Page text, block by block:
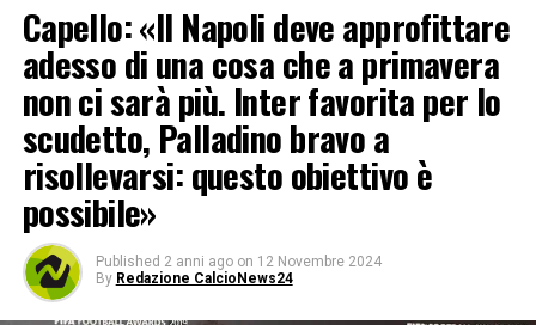
Capello: «Il Napoli deve approfittare
adesso di una cosa che a primavera
non ci sarà più. Inter favorita per lo
scudetto, Palladino bravo a
risollevarsi: questo obiettivo è
possibile»
Published 2 anni ago on 12 Novembre 2024
By Redazione CalcioNews24